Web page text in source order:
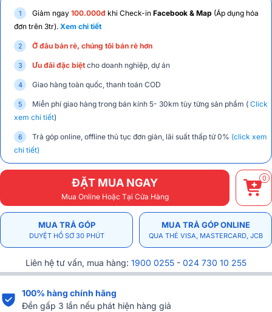
Giảm ngay 100.000đ khi Check-in Facebook & Map (Áp dụng hóa
đơn trên 3tr). Xem chi tiết
Ở đâu bán rẻ, chúng tôi bán rẻ hơn
Ưu đãi đặc biệt cho doanh nghiệp, dự án
Giao hàng toàn quốc, thanh toán COD
Miễn phí giao hàng trong bán kính 5- 30km tùy từng sản phẩm ( Click
xem chi tiết)
Trả góp online, offline thủ tục đơn giản, lãi suất thấp từ 0% (click xem
chi tiết)
ĐẶT MUA NGAY
Mua Online Hoặc Tại Cửa Hàng
0
MUA TRẢ GÓP
DUYỆT HỒ SƠ 30 PHÚT
MUA TRẢ GÓP ONLINE
QUA THẺ VISA, MASTERCARD, JCB
Liên hệ tư vấn, mua hàng: 1900 0255 - 024 730 10 255
100% hàng chính hãng
Đền gấp 3 lần nếu phát hiện hàng giả